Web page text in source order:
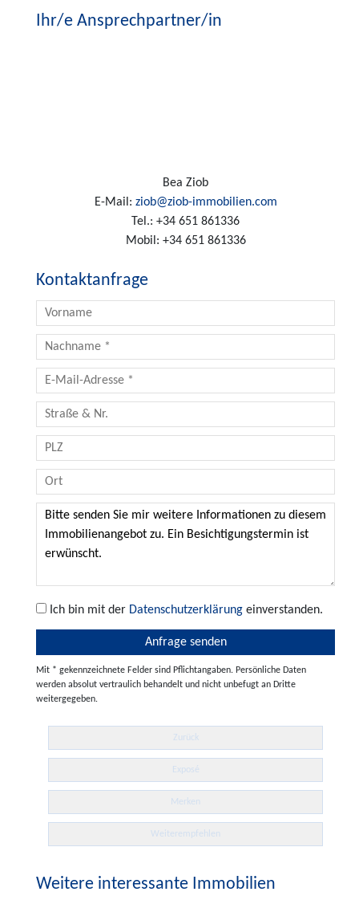
Ihr/e Ansprechpartner/in
Bea Ziob
E-Mail: ziob@ziob-immobilien.com
Tel.: +34 651 861336
Mobil: +34 651 861336
Kontaktanfrage
Ich bin mit der Datenschutzerklärung einverstanden.
Mit * gekennzeichnete Felder sind Pflichtangaben. Persönliche Daten
werden absolut vertraulich behandelt und nicht unbefugt an Dritte
weitergegeben.
Zurück
Exposé
Merken
Weiterempfehlen
Weitere interessante Immobilien